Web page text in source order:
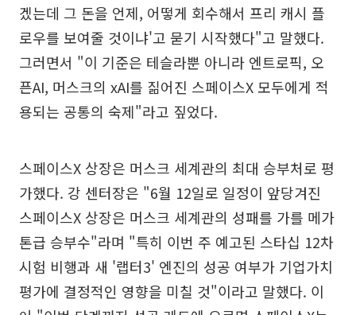
겠는데 그 돈을 언제, 어떻게 회수해서 프리 캐시 플
로우를 보여줄 것이냐'고 묻기 시작했다"고 말했다.
그러면서 "이 기준은 테슬라뿐 아니라 엔트로픽, 오
픈AI, 머스크의 xAI를 짊어진 스페이스X 모두에게 적
용되는 공통의 숙제"라고 짚었다.
스페이스X 상장은 머스크 세계관의 최대 승부처로 평
가했다. 강 센터장은 "6월 12일로 일정이 앞당겨진
스페이스X 상장은 머스크 세계관의 성패를 가를 메가
톤급 승부수"라며 "특히 이번 주 예고된 스타십 12차
시험 비행과 새 '랩터3' 엔진의 성공 여부가 기업가치
평가에 결정적인 영향을 미칠 것"이라고 말했다. 이